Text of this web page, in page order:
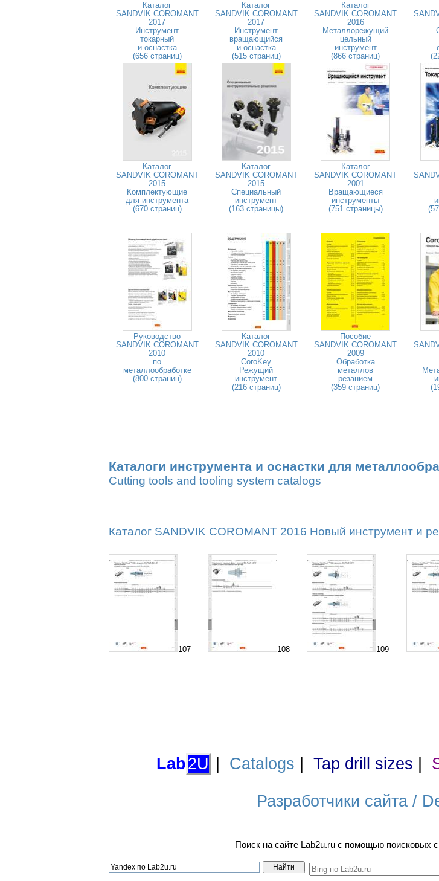
Каталог
SANDVIK COROMANT
2017
Инструмент
токарный
и оснастка
(656 страниц)
Каталог
SANDVIK COROMANT
2017
Инструмент
вращающийся
и оснастка
(515 страниц)
Каталог
SANDVIK COROMANT
2016
Металлорежущий
цельный
инструмент
(866 страниц)
Каталог
SANDVIK COROMANT
2015
Комплектующие
для инструмента
(670 страниц)
Каталог
SANDVIK COROMANT
2015
Специальный
инструмент
(163 страницы)
Каталог
SANDVIK COROMANT
2001
Вращающиеся
инструменты
(751 страницы)
Руководство
SANDVIK COROMANT
2010
по
металлообработке
(800 страниц)
Каталог
SANDVIK COROMANT
2010
CoroKey
Режущий
инструмент
(216 страниц)
Пособие
SANDVIK COROMANT
2009
Обработка
металлов
резанием
(359 страниц)
Каталоги инструмента и оснастки для
Cutting tools and tooling system catalogs
Каталог SANDVIK COROMANT 2016 Новый инструмент и
107 108 109
Lab2U Catalogs Tap drill sizes
Разработчики сайта /
Поиск на сайте Lab2u.ru с помощью